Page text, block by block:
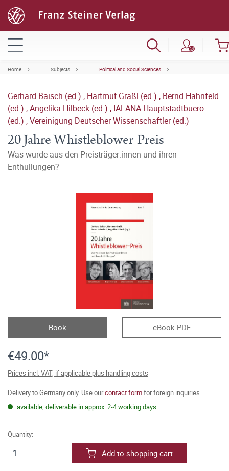
Home Subjects Political and Social Sciences
Gerhard Baisch (ed.) , Hartmut Graßl (ed.) , Bernd Hahnfeld
(ed.) ,Angelika Hilbeck (ed.) , IALANA-Hauptstadtbuero
(ed.) ,Vereinigung Deutscher Wissenschaftler (ed.)
20 Jahre Whistleblower-Preis
Was wurde aus den Preisträger:innen und ihren
Enthüllungen?
Book eBook PDF
€49.00*
Prices incl. VAT, if applicable plus handling costs
Delivery to Germany only. Use ourcontact formfor foreign inquiries.
available, deliverable in approx. 2-4 working days
Quantity:
Add to shopping cart